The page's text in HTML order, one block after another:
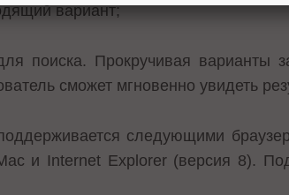
вариант;
поиска. Прокручивая варианты
сможет мгновенно увидеть
следующими
и Internet Explorer (версия 8).